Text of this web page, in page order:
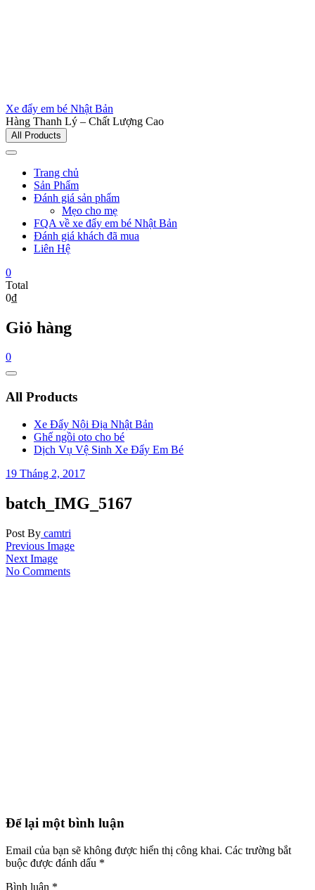
Xe đẩy em bé Nhật Bản
Hàng Thanh Lý – Chất Lượng Cao
All Products
Trang chủ
Sản Phẩm
Đánh giá sản phẩm
Mẹo cho mẹ
FQA về xe đẩy em bé Nhật Bản
Đánh giá khách đã mua
Liên Hệ
0
Total
0₫
Giỏ hàng
0
Catalog
All Products
Xe Đẩy Nội Địa Nhật Bản
Ghế ngồi oto cho bé
Dịch Vụ Vệ Sinh Xe Đẩy Em Bé
19 Tháng 2, 2017
batch_IMG_5167
Post By camtri
Previous Image
Next Image
No Comments
Để lại một bình luận
Email của bạn sẽ không được hiển thị công khai. Các trường bắt
buộc được đánh dấu *
Bình luận *